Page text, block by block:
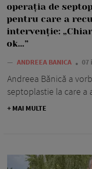
operația de
pentru care a
intervenție:
ok…”
— ANDREEA BANICA 07
Andreea Bănică a
septoplastie la care a
+ MAI MULTE